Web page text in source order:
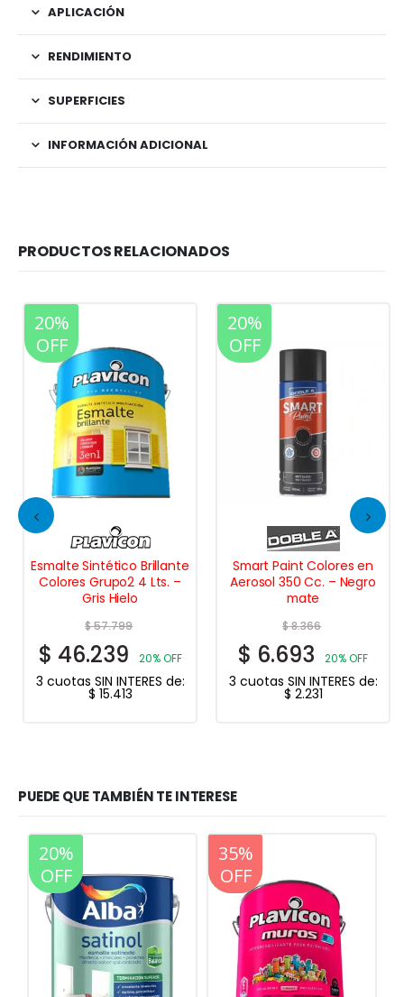
APLICACIÓN
RENDIMIENTO
SUPERFICIES
INFORMACIÓN ADICIONAL
PRODUCTOS RELACIONADOS
20%
OFF
Esmalte Sintético Brillante
Colores Grupo2 4 Lts. –
Gris Hielo
$57.799
$ 46.239 20% OFF
3 cuotas SIN INTERES de:
$ 15.413
20%
OFF
Smart Paint Colores en
Aerosol 350 Cc. – Negro
mate
$8.366
$ 6.693 20% OFF
3 cuotas SIN INTERES de:
$ 2.231
PUEDE QUE TAMBIÉN TE INTERESE
20%
OFF
35%
OFF
20%
OFF